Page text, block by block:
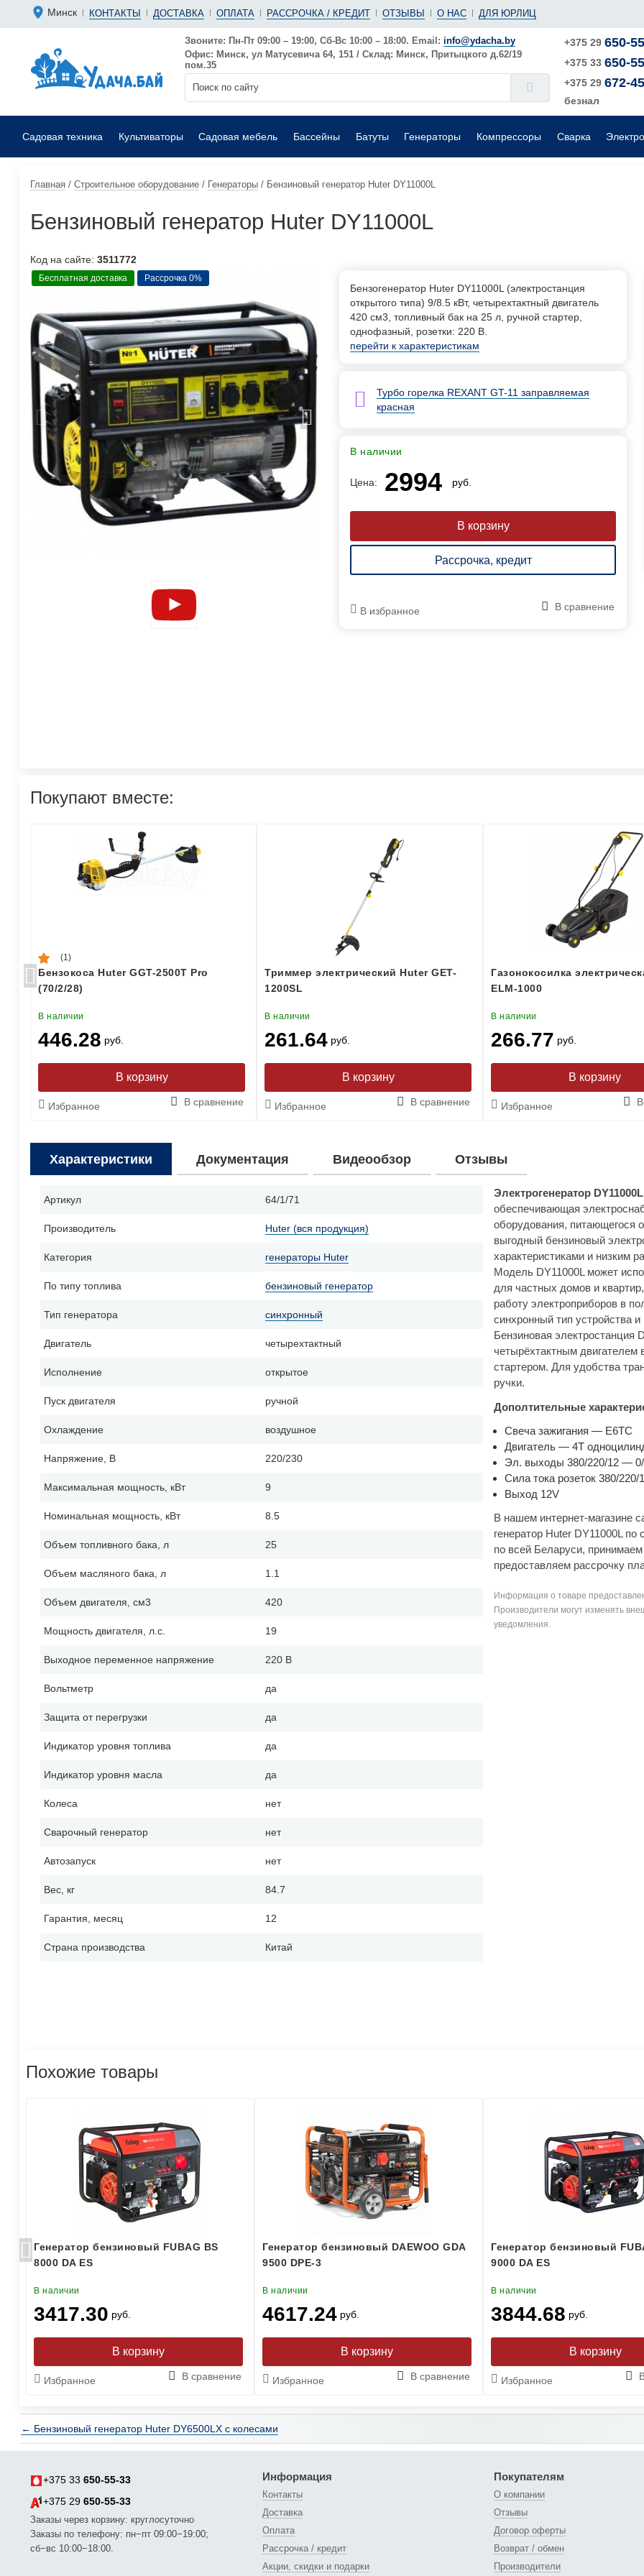
Минск КОНТАКТЫ ДОСТАВКА ОПЛАТА РАССРОЧКА / КРЕДИТ ОТЗЫВЫ О НАС ДЛЯ ЮРЛИЦ
Звоните: Пн-Пт 09:00 – 19:00, Сб-Вс 10:00 – 18:00. Email: info@ydacha.by
Офис: Минск, ул Матусевича 64, 151 / Склад: Минск, Притыцкого д.62/19
пом.35
+375 29 650-
+375 33 650-
+375 29 672-
безнал
Садовая техника
Аккумуляторные
Садовые воздуходувки
Бензиновые
Мойки высокого давления
Электрические
Садовые измельчители
Культиваторы Садовая мебель Бассейны Батуты Генераторы Компрессоры Сварка
Болгарки (ушм)
Шлифовальные машины
Мотопомпы
Поверхностные
Главная / Строительное оборудование / Генераторы / Бензиновый генератор Huter DY11000L
Бензиновый генератор Huter DY11000L
Код на сайте: 3511772
Бесплатная доставка Рассрочка 0%
Бензогенератор Huter DY11000L (электростанция
открытого типа) 9/8.5 кВт, четырехтактный двигатель
420 см3, топливный бак на 25 л, ручной стартер,
однофазный, розетки: 220 В.
перейти к характеристикам
Турбо горелка REXANT GT-11 заправляемая
красная
В наличии
Цена: 2994 руб.
Рассрочка, кредит
В избранное В сравнение
Покупают вместе:
Бензокоса Huter GGT-2500Т Pro
(70/2/28)
(1)
В наличии
446.28 руб.
Избранное В сравнение
Триммер электрический Huter GET-
1200SL
В наличии
261.64 руб.
Избранное В сравнение
Газонокосилка
ELM-1000
В наличии
266.77 руб.
Избранное
Характеристики Документация Видеообзор Отзывы
Артикул 64/1/71
Производитель Huter (вся продукция)
Категория генераторы Huter
По типу топлива бензиновый генератор
Тип генератора синхронный
Двигатель четырехтактный
Исполнение открытое
Пуск двигателя ручной
Охлаждение воздушное
Напряжение, В 220/230
Максимальная мощность, кВт 9
Номинальная мощность, кВт 8.5
Объем топливного бака, л 25
Объем масляного бака, л 1.1
Объем двигателя, см3 420
Мощность двигателя, л.с. 19
Выходное переменное напряжение 220 В
Вольтметр да
Защита от перегрузки да
Индикатор уровня топлива да
Индикатор уровня масла да
Колеса нет
Сварочный генератор нет
Автозапуск нет
Вес, кг 84.7
Гарантия, месяц 12
Страна производства Китай
Электрогенератор
обеспечивающая
оборудования, питающегося
выгодный бензиновый
характеристиками и низким
Модель DY11000L может
для частных домов и
работу электроприборов в
синхронный тип устройства
Бензиновая
четырёхтактным двигателем
стартером. Для удобства
ручки.
Дополтительные
Свеча зажигания — E6TC
Двигатель — 4Т
Эл. выходы 380/220/12 —
Сила тока розеток 380/
Выход 12V
В нашем интернет-магазине
генератор Huter DY11000L
по всей Беларуси,
предоставляем рассрочку
Информация о товаре
Производители могут изменять
уведомления.
Похожие товары
Генератор бензиновый FUBAG BS
8000 DA ES
В наличии
3417.30 руб.
Избранное В сравнение
Генератор бензиновый DAEWOO GDA
9500 DPE-3
В наличии
4617.24 руб.
Избранное В сравнение
Генератор бензиновый
9000 DA ES
В наличии
3844.68 руб.
Избранное
← Бензиновый генератор Huter DY6500LX с колесами
+375 33 650-55-33
+375 29 650-55-33
Заказы через корзину: круглосуточно
Заказы по телефону: пн−пт 09:00−19:00;
сб−вс 10:00−18:00.
Информация
Контакты
Доставка
Оплата
Рассрочка / кредит
Акции, скидки и подарки
Покупателям
О компании
Отзывы
Договор оферты
Возврат / обмен
Производители